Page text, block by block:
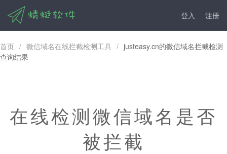
登入 注册
首页 / 微信域名在线拦截检测工具 / justeasy.cn的微信域名拦截检测
查询结果
在线检测微信域名是否
被拦截